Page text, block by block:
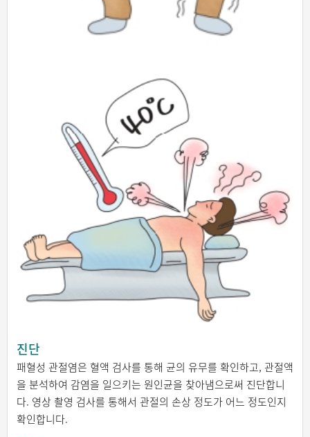
진단
패혈성 관절염은 혈액 검사를 통해 균의 유무를 확인하고, 관절액
을 분석하여 감염을 일으키는 원인균을 찾아냄으로써 진단합니
다. 영상 촬영 검사를 통해서 관절의 손상 정도가 어느 정도인지
확인합니다.